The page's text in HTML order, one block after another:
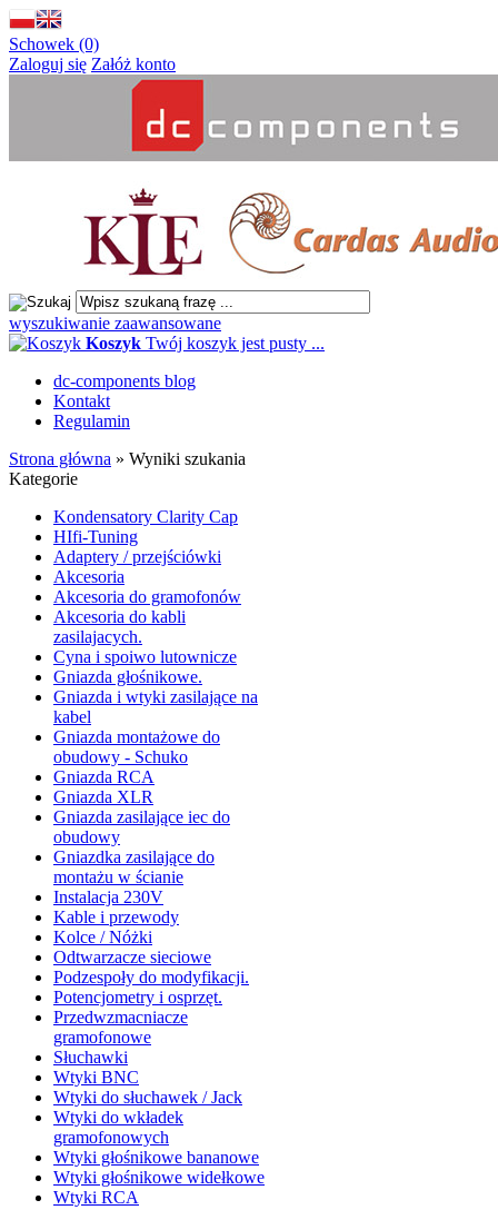
Schowek (0)
Zaloguj się Załóż konto
wyszukiwanie zaawansowane
Koszyk Twój koszyk jest pusty ...
dc-components blog
Kontakt
Regulamin
Strona główna » Wyniki szukania
Kategorie
Kondensatory Clarity Cap
HIfi-Tuning
Adaptery / przejściówki
Akcesoria
Akcesoria do gramofonów
Akcesoria do kabli
zasilajacych.
Cyna i spoiwo lutownicze
Gniazda głośnikowe.
Gniazda i wtyki zasilające na
kabel
Gniazda montażowe do
obudowy - Schuko
Gniazda RCA
Gniazda XLR
Gniazda zasilające iec do
obudowy
Gniazdka zasilające do
montażu w ścianie
Instalacja 230V
Kable i przewody
Kolce / Nóżki
Odtwarzacze sieciowe
Podzespoły do modyfikacji.
Potencjometry i osprzęt.
Przedwzmacniacze
gramofonowe
Słuchawki
Wtyki BNC
Wtyki do słuchawek / Jack
Wtyki do wkładek
gramofonowych
Wtyki głośnikowe bananowe
Wtyki głośnikowe widełkowe
Wtyki RCA